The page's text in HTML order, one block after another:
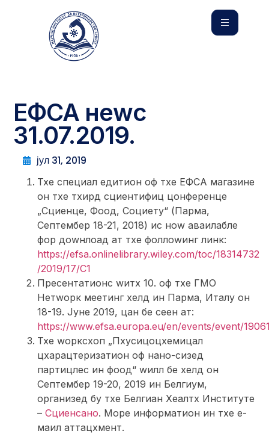
ЕФСА неwс
31.07.2019.
јул 31, 2019
Тхе специал едитион оф тхе ЕФСА магазине
он тхе тхирд сциентифиц цонференце
„Сциенце, Фоод, Социетy“ (Парма,
Септембер 18-21, 2018) ис ноw аваилабле
фор доwнлоад ат тхе фоллоwинг линк:
https://efsa.onlinelibrary.wiley.com/toc/18314732
/2019/17/С1
Пресентатионс wитх 10. оф тхе ГМО
Нетwорк меетинг хелд ин Парма, Италy он
18-19. Јуне 2019, цан бе сеен ат:
https://www.efsa.europa.eu/en/events/event/
Тхе wорксхоп „Пхyсицоцхемицал
цхарацтеризатион оф нано-сизед
партицлес ин фоод“ wилл бе хелд он
Септембер 19-20, 2019 ин Белгиум,
организед бy тхе Белгиан Хеалтх Институте
–Сциенсано. Море информатион ин тхе е-
маил аттацхмент.